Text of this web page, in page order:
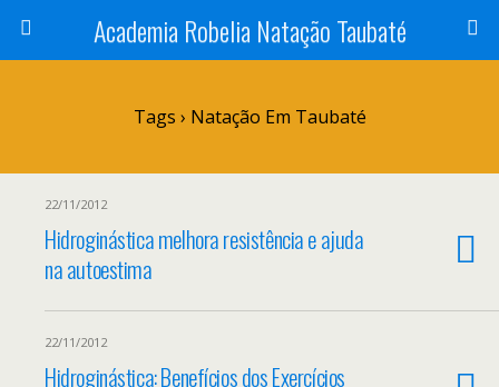
Academia Robelia Natação Taubaté
Tags › Natação Em Taubaté
22/11/2012
Hidroginástica melhora resistência e ajuda
na autoestima
22/11/2012
Hidroginástica: Benefícios dos Exercícios